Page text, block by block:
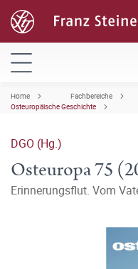
Home Fachbereiche
Osteuropäische Geschichte
DGO (Hg.)
Osteuropa 75
Erinnerungsflut. Vom